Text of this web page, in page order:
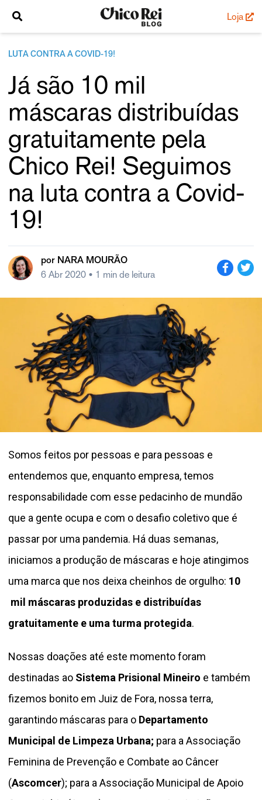
Loja
LUTA CONTRA A COVID-19!
Já são 10 mil
máscaras distribuídas
gratuitamente pela
Chico Rei! Seguimos
na luta contra a Covid-
19!
por NARA MOURÃO
6 Abr 2020 • 1 min de leitura
Somos feitos por pessoas e para pessoas e
entendemos que, enquanto empresa, temos
responsabilidade com esse pedacinho de mundão
que a gente ocupa e com o desafio coletivo que é
passar por uma pandemia. Há duas semanas,
iniciamos a produção de máscaras e hoje atingimos
uma marca que nos deixa cheinhos de orgulho: 10
mil máscaras produzidas e distribuídas
gratuitamente e uma turma protegida.
Nossas doações até este momento foram
destinadas ao Sistema Prisional Mineiro e também
fizemos bonito em Juiz de Fora, nossa terra,
garantindo máscaras para o Departamento
Municipal de Limpeza Urbana; para a Associação
Feminina de Prevenção e Combate ao Câncer
(Ascomcer); para a Associação Municipal de Apoio